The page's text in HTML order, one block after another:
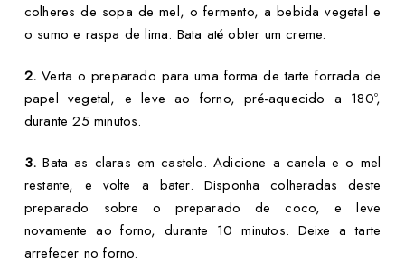
colheres de sopa de mel, o fermento, a bebida vegetal e
o sumo e raspa de lima. Bata até obter um creme.
2. Verta o preparado para uma forma de tarte forrada de
papel vegetal, e leve ao forno, pré-aquecido a 180º,
durante 25 minutos.
3. Bata as claras em castelo. Adicione a canela e o mel
restante, e volte a bater. Disponha colheradas deste
preparado sobre o preparado de coco, e leve
novamente ao forno, durante 10 minutos. Deixe a tarte
arrefecer no forno.